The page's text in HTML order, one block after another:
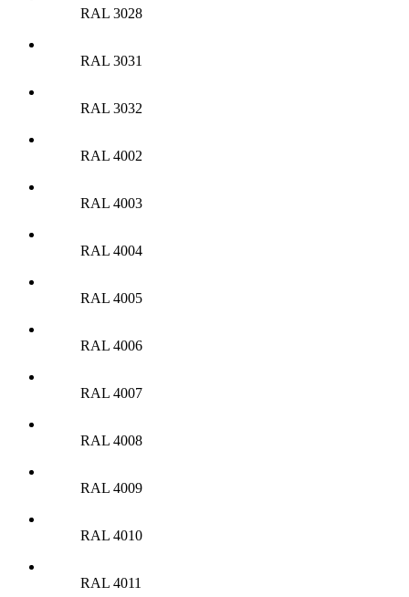
RAL 3028
RAL 3031
RAL 3032
RAL 4002
RAL 4003
RAL 4004
RAL 4005
RAL 4006
RAL 4007
RAL 4008
RAL 4009
RAL 4010
RAL 4011